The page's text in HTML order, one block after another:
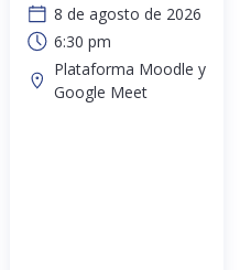
8 de agosto de 2026
6:30 pm
Plataforma Moodle y
Google Meet